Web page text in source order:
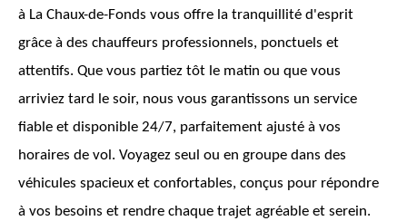
à La Chaux-de-Fonds vous offre la tranquillité d'esprit
grâce à des chauffeurs professionnels, ponctuels et
attentifs. Que vous partiez tôt le matin ou que vous
arriviez tard le soir, nous vous garantissons un service
fiable et disponible 24/7, parfaitement ajusté à vos
horaires de vol. Voyagez seul ou en groupe dans des
véhicules spacieux et confortables, conçus pour répondre
à vos besoins et rendre chaque trajet agréable et serein.